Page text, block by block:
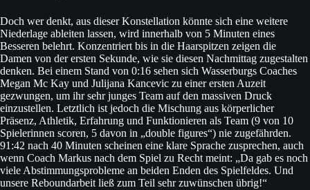
Doch wer denkt, aus dieser Konstellation könnte sich eine weitere
Niederlage ableiten lassen, wird innerhalb von 5 Minuten eines
Besseren belehrt. Konzentriert bis in die Haarspitzen zeigen die
Damen von der ersten Sekunde, wie sie diesen Nachmittag zugestalten
denken. Bei einem Stand von 0:16 sehen sich Wasserburgs Coaches
Megan Mc Kay und Julijana Kancevic zu einer ersten Auzeit
gezwungen, um ihr sehr junges Team auf den massiven Druck
einzustellen. Letztlich ist jedoch die Mischung aus körperlicher
Präsenz, Athletik, Erfahrung und Funktionieren als Team (9 von 10
Spielerinnen scoren, 5 davon in „double figures“) nie zugefährden.
91:42 nach 40 Minuten scheinen eine klare Sprache zusprechen, auch
wenn Coach Markus nach dem Spiel zu Recht meint: „Da gab es noch
viele Abstimmungsprobleme an beiden Enden des Spielfeldes. Und
unsere Reboundarbeit ließ zum Teil sehr zuwünschen übrig!“